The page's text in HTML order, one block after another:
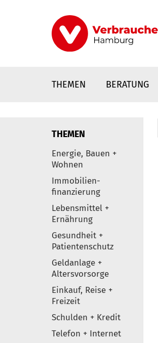
THEMEN BERATUNG
Elemente
THEMEN
Energie, Bauen +
Wohnen
Immobilien-
finanzierung
Lebensmittel +
Ernährung
Gesundheit +
Patientenschutz
Geldanlage +
Altersvorsorge
Einkauf, Reise +
Freizeit
Schulden + Kredit
Telefon + Internet